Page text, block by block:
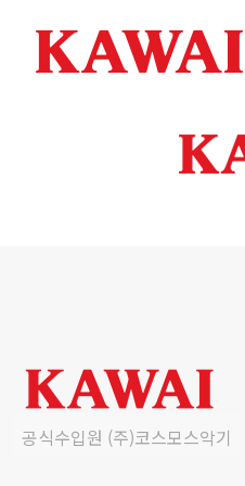
공식수입원 (주)코스모스악기